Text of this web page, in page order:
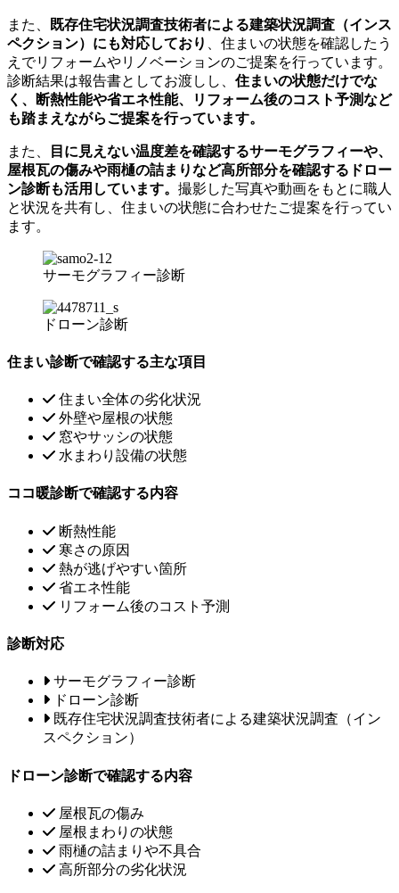
また、
既存住宅状況調査技術者による建築状況調査（インス
ペクション）にも対応しており
、住まいの状態を確認したう
えでリフォームやリノベーションのご提案を行っています。
診断結果は報告書としてお渡しし、 住まいの状態だけでな
く、断熱性能や省エネ性能、リフォーム後のコスト予測など
も踏まえながらご提案を行っています。
また、
目に見えない温度差を確認するサーモグラフィーや、
屋根瓦の傷みや雨樋の詰まりなど高所部分を確認するドロー
ン診断も活用しています。 撮影した写真や動画をもとに職人
と状況を共有し、住まいの状態に合わせたご提案を行ってい
ます。
サーモグラフィー診断
ドローン診断
住まい診断で確認する主な項目
住まい全体の劣化状況
外壁や屋根の状態
窓やサッシの状態
水まわり設備の状態
ココ暖診断で確認する内容
断熱性能
寒さの原因
熱が逃げやすい箇所
省エネ性能
リフォーム後のコスト予測
診断対応
サーモグラフィー診断
ドローン診断
既存住宅状況調査技術者による建築状況調査（イン
スペクション）
ドローン診断で確認する内容
屋根瓦の傷み
屋根まわりの状態
雨樋の詰まりや不具合
高所部分の劣化状況